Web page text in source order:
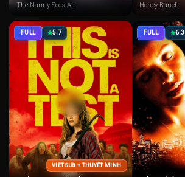
The Nanny Sees All Honey Bunch
FULL 5.7
VIETSUB + THUYẾT MINH
FULL 6.3